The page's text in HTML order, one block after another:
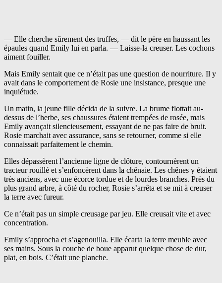
— Elle cherche sûrement des truffes, — dit le père en haussant les
épaules quand Emily lui en parla. — Laisse-la creuser. Les cochons
aiment fouiller.
Mais Emily sentait que ce n’était pas une question de nourriture. Il y
avait dans le comportement de Rosie une insistance, presque une
inquiétude.
Un matin, la jeune fille décida de la suivre. La brume flottait au-
dessus de l’herbe, ses chaussures étaient trempées de rosée, mais
Emily avançait silencieusement, essayant de ne pas faire de bruit.
Rosie marchait avec assurance, sans se retourner, comme si elle
connaissait parfaitement le chemin.
Elles dépassèrent l’ancienne ligne de clôture, contournèrent un
tracteur rouillé et s’enfoncèrent dans la chênaie. Les chênes y étaient
très anciens, avec une écorce tordue et de lourdes branches. Près du
plus grand arbre, à côté du rocher, Rosie s’arrêta et se mit à creuser
la terre avec fureur.
Ce n’était pas un simple creusage par jeu. Elle creusait vite et avec
concentration.
Emily s’approcha et s’agenouilla. Elle écarta la terre meuble avec
ses mains. Sous la couche de boue apparut quelque chose de dur,
plat, en bois. C’était une planche.